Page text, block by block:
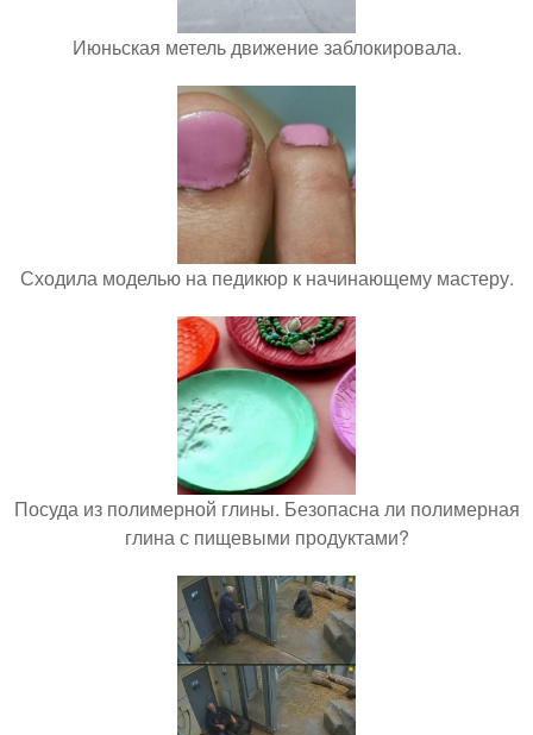
Июньская метель движение заблокировала.
Сходила моделью на педикюр к начинающему мастеру.
Посуда из полимерной глины. Безопасна ли полимерная
глина с пищевыми продуктами?